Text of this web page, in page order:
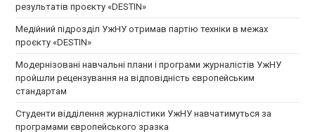
результатів проєкту «DESTIN»
Медійний підрозділ УжНУ отримав партію техніки в межах
проєкту «DESTIN»
Модернізовані навчальні плани і програми журналістів УжНУ
пройшли рецензування на відповідність європейським
стандартам
Студенти відділення журналістики УжНУ навчатимуться за
програмами європейського зразка